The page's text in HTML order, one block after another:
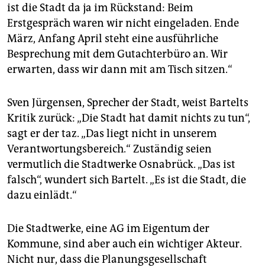
ist die Stadt da ja im Rückstand: Beim
Erstgespräch waren wir nicht eingeladen. Ende
März, Anfang April steht eine ausführliche
Besprechung mit dem Gutachterbüro an. Wir
erwarten, dass wir dann mit am Tisch sitzen.“
Sven Jürgensen, Sprecher der Stadt, weist Bartelts
Kritik zurück: „Die Stadt hat damit nichts zu tun“,
sagt er der taz. „Das liegt nicht in unserem
Verantwortungsbereich.“ Zuständig seien
vermutlich die Stadtwerke Osnabrück. „Das ist
falsch“, wundert sich Bartelt. „Es ist die Stadt, die
dazu einlädt.“
Die Stadtwerke, eine AG im Eigentum der
Kommune, sind aber auch ein wichtiger Akteur.
Nicht nur, dass die Planungsgesellschaft